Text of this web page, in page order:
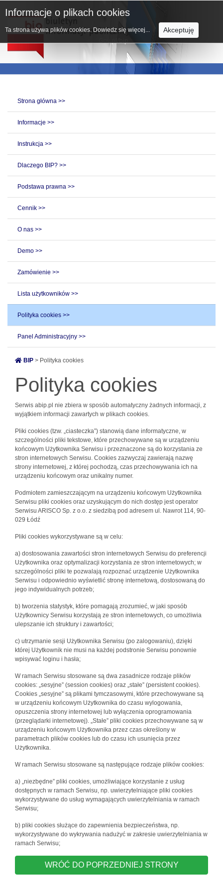
Strona główna >>
Informacje >>
Instrukcja >>
Dlaczego BIP? >>
Podstawa prawna >>
Cennik >>
O nas >>
Demo >>
Zamówienie >>
Lista użytkowników >>
Polityka cookies >>
Panel Administracyjny >>
BIP > Polityka cookies
Polityka cookies
Serwis abip.pl nie zbiera w sposób automatyczny żadnych informacji, z
wyjątkiem informacji zawartych w plikach cookies.
Pliki cookies (tzw. „ciasteczka”) stanowią dane informatyczne, w
szczególności pliki tekstowe, które przechowywane są w urządzeniu
końcowym Użytkownika Serwisu i przeznaczone są do korzystania ze
stron internetowych Serwisu. Cookies zazwyczaj zawierają nazwę
strony internetowej, z której pochodzą, czas przechowywania ich na
urządzeniu końcowym oraz unikalny numer.
Podmiotem zamieszczającym na urządzeniu końcowym Użytkownika
Serwisu pliki cookies oraz uzyskującym do nich dostęp jest operator
Serwisu ARISCO Sp. z o.o. z siedzibą pod adresem ul. Nawrot 114, 90-
029 Łódź
Pliki cookies wykorzystywane są w celu:
a) dostosowania zawartości stron internetowych Serwisu do preferencji
Użytkownika oraz optymalizacji korzystania ze stron internetowych; w
szczególności pliki te pozwalają rozpoznać urządzenie Użytkownika
Serwisu i odpowiednio wyświetlić stronę internetową, dostosowaną do
jego indywidualnych potrzeb;
b) tworzenia statystyk, które pomagają zrozumieć, w jaki sposób
Użytkownicy Serwisu korzystają ze stron internetowych, co umożliwia
ulepszanie ich struktury i zawartości;
c) utrzymanie sesji Użytkownika Serwisu (po zalogowaniu), dzięki
której Użytkownik nie musi na każdej podstronie Serwisu ponownie
wpisywać loginu i hasła;
W ramach Serwisu stosowane są dwa zasadnicze rodzaje plików
cookies: „sesyjne” (session cookies) oraz „stałe” (persistent cookies).
Cookies „sesyjne” są plikami tymczasowymi, które przechowywane są
w urządzeniu końcowym Użytkownika do czasu wylogowania,
opuszczenia strony internetowej lub wyłączenia oprogramowania
(przeglądarki internetowej). „Stałe” pliki cookies przechowywane są w
urządzeniu końcowym Użytkownika przez czas określony w
parametrach plików cookies lub do czasu ich usunięcia przez
Użytkownika.
W ramach Serwisu stosowane są następujące rodzaje plików cookies:
a) „niezbędne” pliki cookies, umożliwiające korzystanie z usług
dostępnych w ramach Serwisu, np. uwierzytelniające pliki cookies
wykorzystywane do usług wymagających uwierzytelniania w ramach
Serwisu;
b) pliki cookies służące do zapewnienia bezpieczeństwa, np.
wykorzystywane do wykrywania nadużyć w zakresie uwierzytelniania w
ramach Serwisu;
WRÓĆ DO POPRZEDNIEJ STRONY
Informacje o plikach cookies
Ta strona używa plików cookies. Dowiedz się więcej... Akceptuję